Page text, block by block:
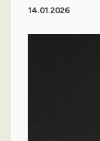
14.01.2026